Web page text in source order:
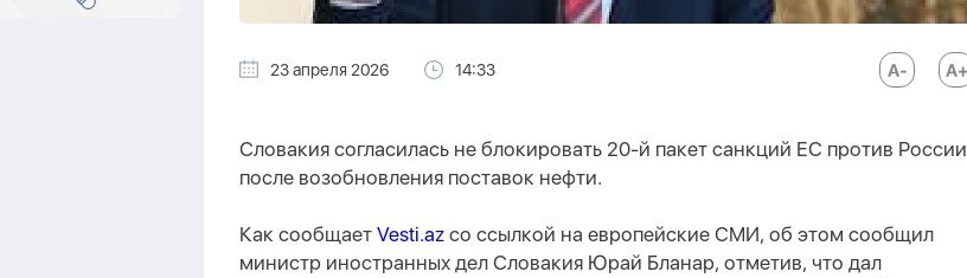
23 апреля 2026 14:33
Словакия согласилась не блокировать 20-й пакет санкций ЕС против России
после возобновления поставок нефти.
Как сообщает Vesti.az со ссылкой на европейские СМИ, об этом сообщил
министр иностранных дел Словакия Юрай Бланар, отметив, что дал